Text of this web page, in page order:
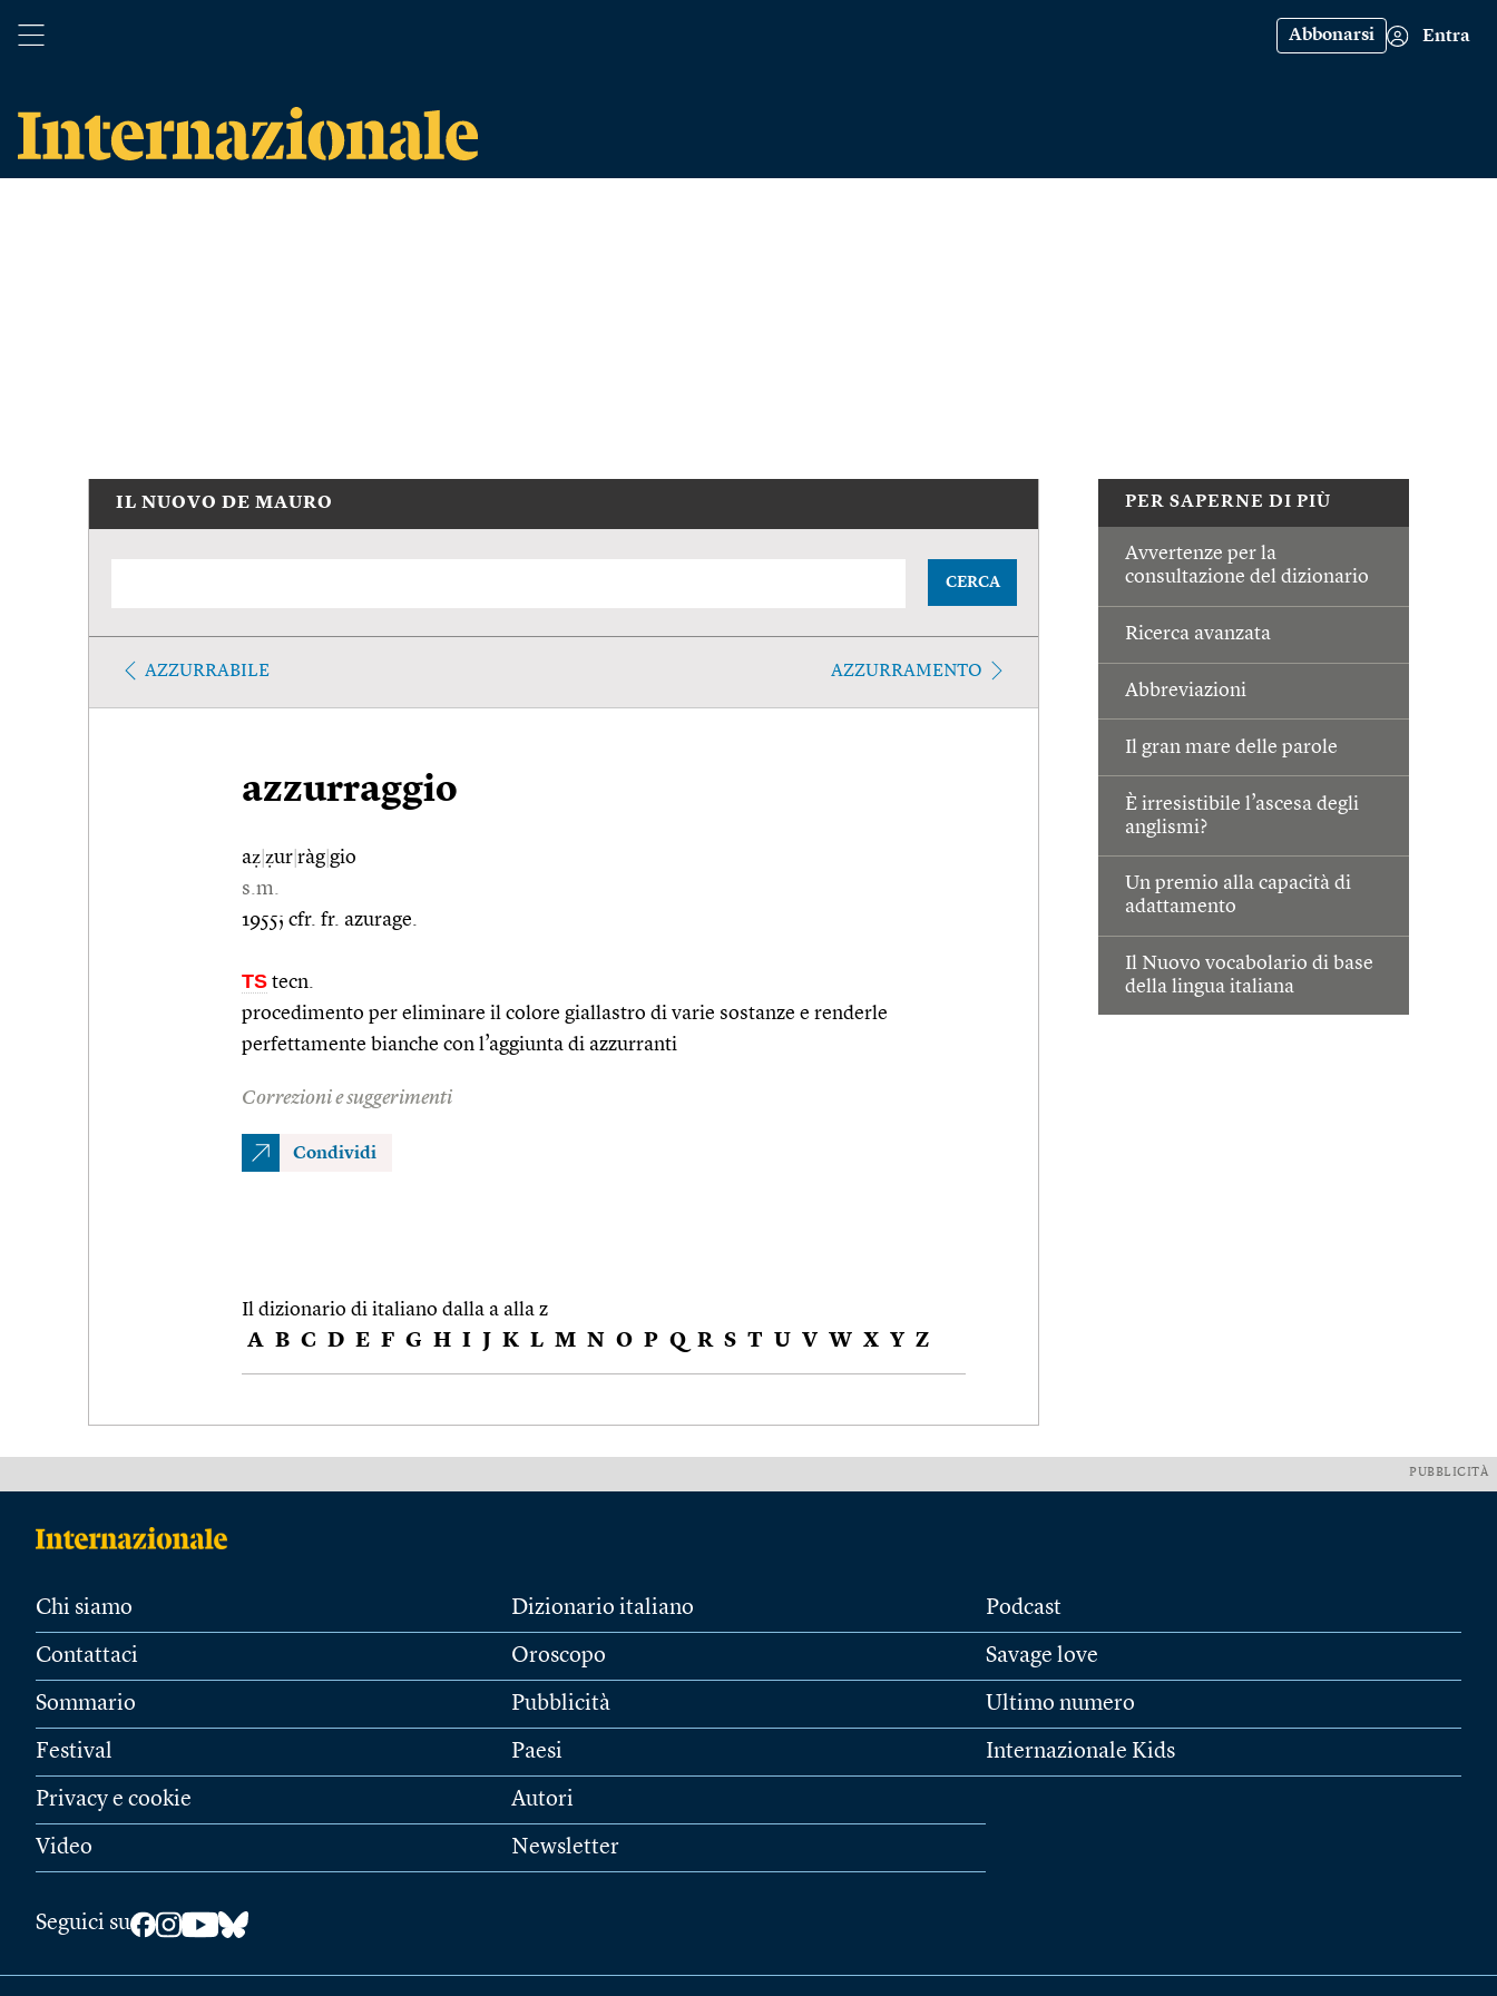
Abbonarsi Entra
PER SAPERNE DI PIÙ
Avvertenze per la
consultazione del dizionario
Ricerca avanzata
Abbreviazioni
Il gran mare delle parole
È irresistibile l’ascesa degli
anglismi?
Un premio alla capacità di
adattamento
Il Nuovo vocabolario di base
della lingua italiana
IL NUOVO DE MAURO
CERCA
AZZURRABILE AZZURRAMENTO
azzurraggio
aẓ ẓur ràg gio
s.m.
1955; cfr. fr. azurage.
TS tecn.
procedimento per eliminare il colore giallastro di varie sostanze e renderle
perfettamente bianche con l’aggiunta di azzurranti
Correzioni e suggerimenti
Condividi
Il dizionario di italiano dalla a alla z
A B C D E F G H I J K L M N O P Q R S T U V W X Y Z
PUBBLICITÀ
Chi siamo
Contattaci
Sommario
Festival
Privacy e cookie
Video
Dizionario italiano
Oroscopo
Pubblicità
Paesi
Autori
Newsletter
Podcast
Savage love
Ultimo numero
Internazionale Kids
Seguici su